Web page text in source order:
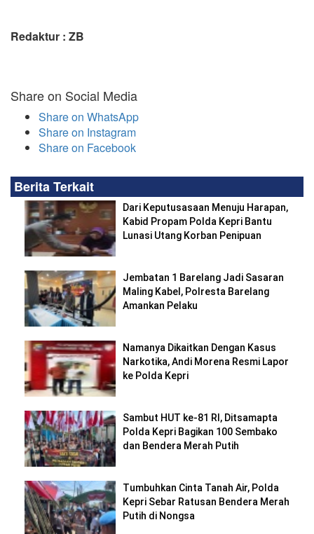
Redaktur : ZB
Share on Social Media
Share on WhatsApp
Share on Instagram
Share on Facebook
Berita Terkait
Dari Keputusasaan Menuju Harapan,
Kabid Propam Polda Kepri Bantu
Lunasi Utang Korban Penipuan
Jembatan 1 Barelang Jadi Sasaran
Maling Kabel, Polresta Barelang
Amankan Pelaku
Namanya Dikaitkan Dengan Kasus
Narkotika, Andi Morena Resmi Lapor
ke Polda Kepri
Sambut HUT ke-81 RI, Ditsamapta
Polda Kepri Bagikan 100 Sembako
dan Bendera Merah Putih
Tumbuhkan Cinta Tanah Air, Polda
Kepri Sebar Ratusan Bendera Merah
Putih di Nongsa